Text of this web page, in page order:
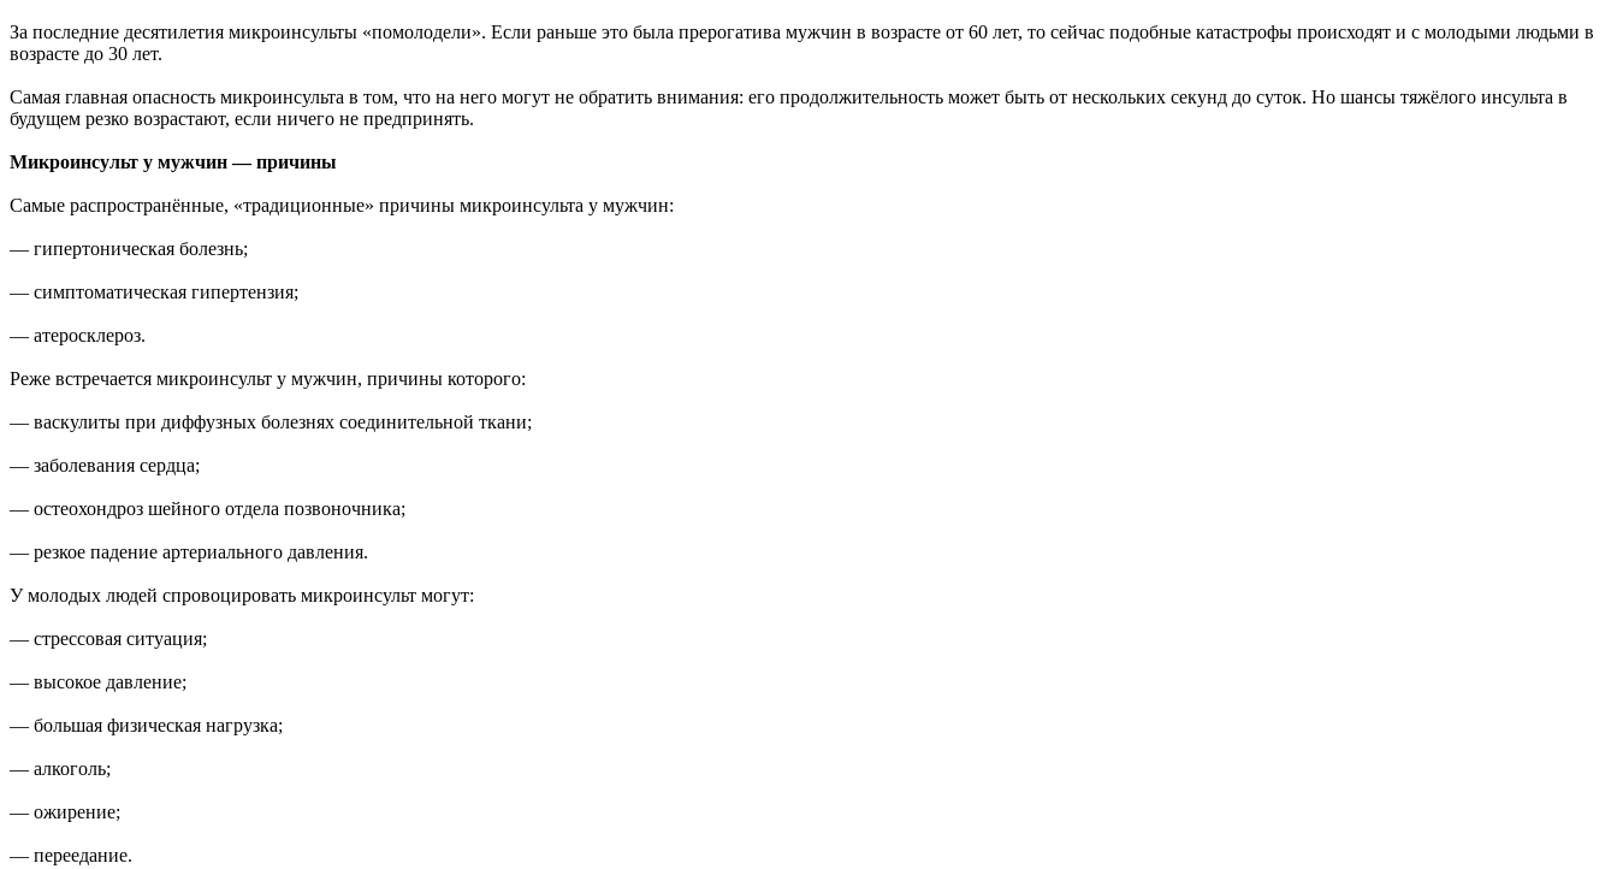
За последние десятилетия микроинсульты «помолодели». Если раньше это была прерогатива мужчин в возрасте от 60 лет, то сейчас подобные катастрофы происходят и с молодыми людьми в
возрасте до 30 лет.
Самая главная опасность микроинсульта в том, что на него могут не обратить внимания: его продолжительность может быть от нескольких секунд до суток. Но шансы тяжёлого инсульта в
будущем резко возрастают, если ничего не предпринять.
Микроинсульт у мужчин — причины
Самые распространённые, «традиционные» причины микроинсульта у мужчин:
— гипертоническая болезнь;
— симптоматическая гипертензия;
— атеросклероз.
Реже встречается микроинсульт у мужчин, причины которого:
— васкулиты при диффузных болезнях соединительной ткани;
— заболевания сердца;
— остеохондроз шейного отдела позвоночника;
— резкое падение артериального давления.
У молодых людей спровоцировать микроинсульт могут:
— стрессовая ситуация;
— высокое давление;
— большая физическая нагрузка;
— алкоголь;
— ожирение;
— переедание.